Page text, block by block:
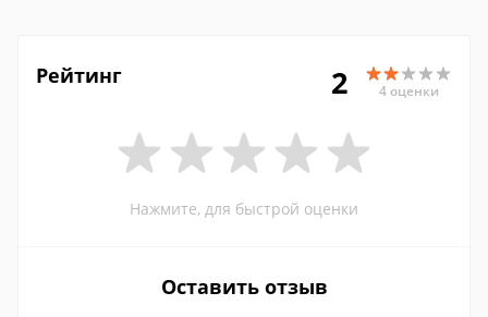
Рейтинг 2 4 оценки
Нажмите, для быстрой оценки
Оставить отзыв